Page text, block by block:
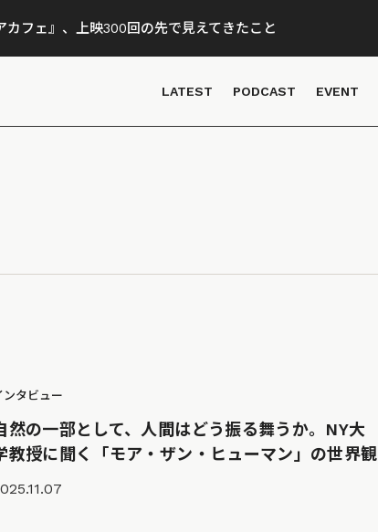
カフェ』、上映300回の先で見えてきたこと
LATEST PODCAST EVENT
ンタビュー
然の一部として、人間はどう振る舞うか。NY大
教授に聞く「モア・ザン・ヒューマン」の世界観